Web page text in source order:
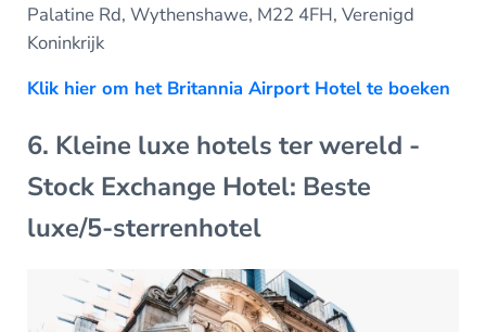
Palatine Rd, Wythenshawe, M22 4FH, Verenigd
Koninkrijk
Klik hier om het Britannia Airport Hotel te boeken
6. Kleine luxe hotels ter wereld -
Stock Exchange Hotel: Beste
luxe/5-sterrenhotel